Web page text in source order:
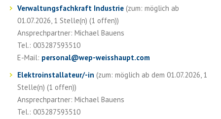
Verwaltungsfachkraft Industrie (zum: möglich ab
01.07.2026, 1 Stelle(n) (1 offen))
Ansprechpartner: Michael Bauens
Tel.: 003287593510
E-Mail: personal@wep-weisshaupt.com
Elektroinstallateur/-in (zum: möglich ab dem 01.07.2026, 1
Stelle(n) (1 offen))
Ansprechpartner: Michael Bauens
Tel.: 003287593510